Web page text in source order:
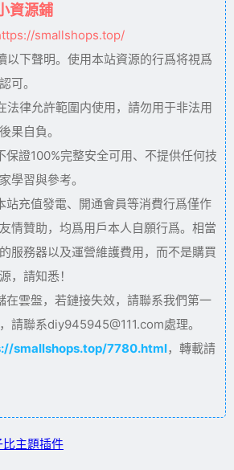
資源鋪
smallshops.top/
以下聲明。使用本站資源的行爲将視爲
可。
法律允許範圍内使用，請勿用于非法用
果自負。
保證100%完整安全可用、不提供任何技
學習與參考。
站充值發電、開通會員等消費行爲僅作
情贊助，均爲用戶本人自願行爲。相當
服務器以及運營維護費用，而不是購買
，請知悉！
在雲盤，若鏈接失效，請聯系我們第一
請聯系diy945945@111.com處理。
smallshops.top/7780.html，轉載請
比主題插件